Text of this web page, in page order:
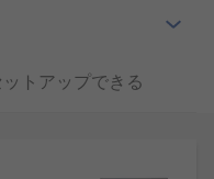
トアップできる